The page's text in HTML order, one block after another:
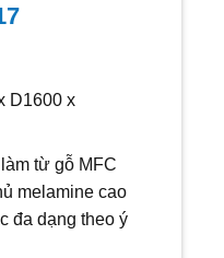
D1600 x
từ gỗ MFC
melamine cao
đa dạng theo ý